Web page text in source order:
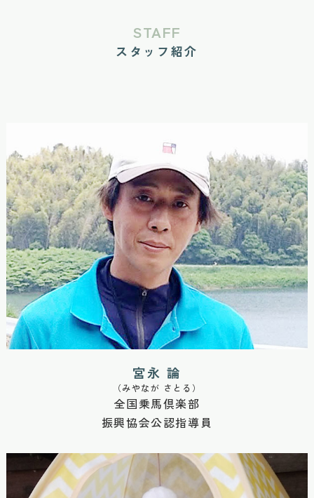
STAFF
スタッフ紹介
宮永 論
（みやなが さとる）
全国乗馬倶楽部
振興協会公認指導員